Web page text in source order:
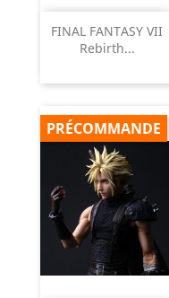
FINAL FANTASY VII
Rebirth...
PRÉCOMMANDE